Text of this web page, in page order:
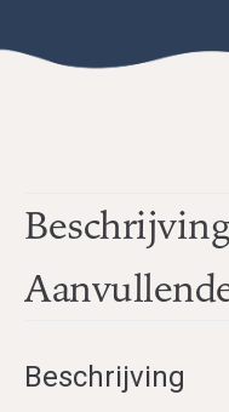
Beschrijving
Beschrijving